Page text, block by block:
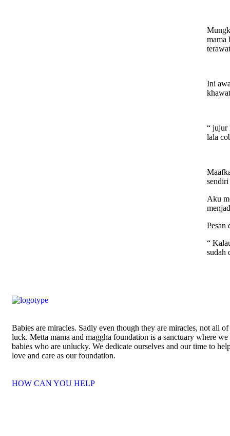
mama
Ini
“ jujur
lala
sendiri
Aku
Pesan
“
sudah
Babies are miracles. Sadly even though they are miracles, not all of
luck. Metta mama and maggha foundation is a sanctuary where
babies who are unlucky. We dedicate ourselves and our time to
love and care as our foundation.
HOW CAN YOU HELP